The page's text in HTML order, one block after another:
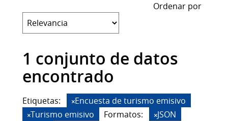
Ordenar por
1 conjunto de datos
encontrado
Etiquetas:
Encuesta de turismo emisivo
Turismo emisivo
Formatos:
JSON